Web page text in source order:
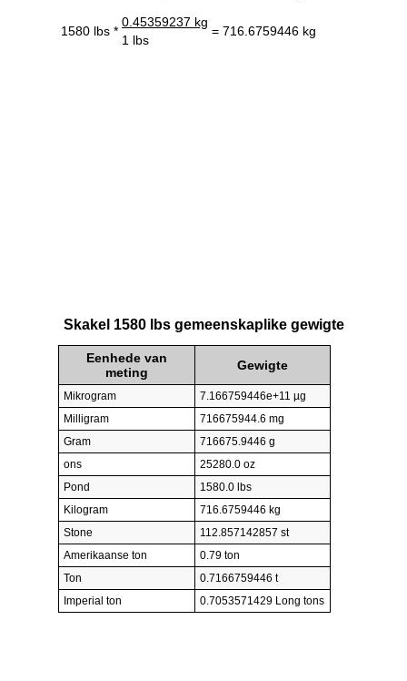
1580 lbs *
0.45359237 kg
= 716.6759446 kg
1 lbs
Skakel 1580 lbs gemeenskaplike gewigte
Eenhede van
meting
Gewigte
Mikrogram
7.166759446e+11 µg
Milligram
716675944.6 mg
Gram
716675.9446 g
ons
25280.0 oz
Pond
1580.0 lbs
Kilogram
716.6759446 kg
Stone
112.857142857 st
Amerikaanse ton
0.79 ton
Ton
0.7166759446 t
Imperial ton
0.7053571429 Long tons